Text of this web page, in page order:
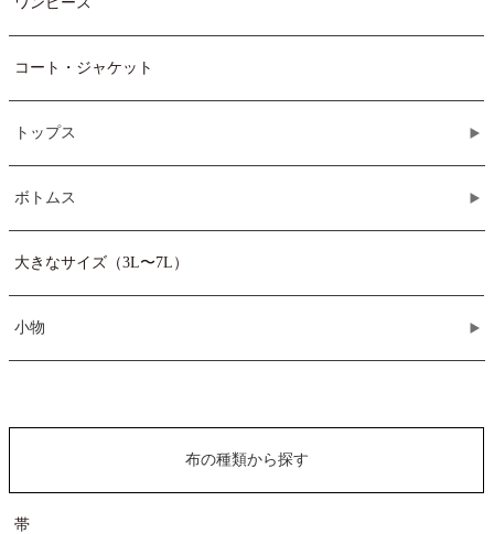
コート・ジャケット
トップス
ボトムス
大きなサイズ（3L〜7L）
小物
布の種類から探す
帯